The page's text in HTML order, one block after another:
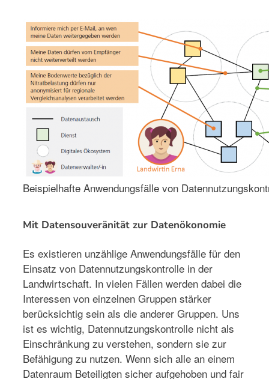
Beispielhafte Anwendungsfälle von
Mit Datensouveränität zur Datenökonomie
Es existieren unzählige Anwendungsfälle für den
Einsatz von Datennutzungskontrolle in der
Landwirtschaft. In vielen Fällen werden dabei die
Interessen von einzelnen Gruppen stärker
berücksichtig sein als die anderer Gruppen. Uns
ist es wichtig, Datennutzungskontrolle nicht als
Einschränkung zu verstehen, sondern sie zur
Befähigung zu nutzen. Wenn sich alle an einem
Datenraum Beteiligten sicher aufgehoben und fair